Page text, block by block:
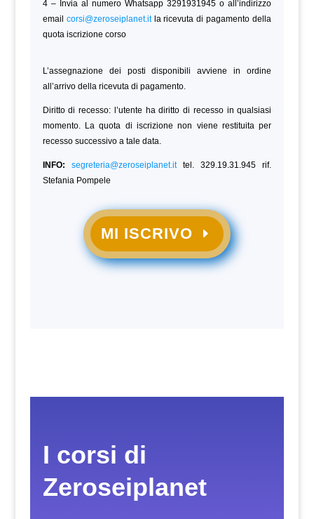
4 – Invia al numero Whatsapp 3291931945 o all’indirizzo
email corsi@zeroseiplanet.itla ricevuta di pagamento della
quota iscrizione corso
L’assegnazione dei posti disponibili avviene in ordine
all’arrivo della ricevuta di pagamento.
Diritto di recesso: l’utente ha diritto di recesso in qualsiasi
momento. La quota di iscrizione non viene restituita per
recesso successivo a tale data.
INFO: segreteria@zeroseiplanet.ittel. 329.19.31.945 rif.
Stefania Pompele
MI ISCRIVO
I corsi di
Zeroseiplanet